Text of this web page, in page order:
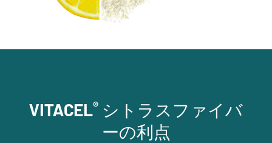
VITACEL® シトラスファイバ
ーの利点